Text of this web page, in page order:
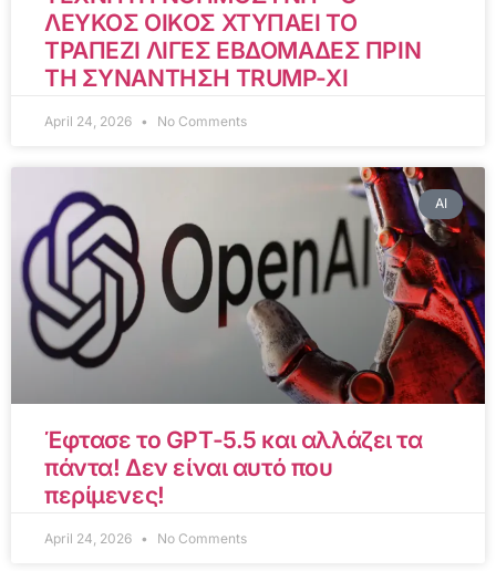
ΛΕΥΚΟΣ ΟΙΚΟΣ ΧΤΥΠΑΕΙ ΤΟ
ΤΡΑΠΕΖΙ ΛΙΓΕΣ ΕΒΔΟΜΑΔΕΣ ΠΡΙΝ
ΤΗ ΣΥΝΑΝΤΗΣΗ TRUMP-XI
April 24, 2026 No Comments
AI
Έφτασε το GPT-5.5 και αλλάζει τα
πάντα! Δεν είναι αυτό που
περίμενες!
April 24, 2026 No Comments